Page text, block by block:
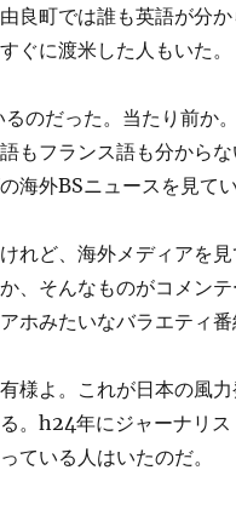
良町では誰も英語が分
ぐに渡米した人もいた。
のだった。当たり前か
もフランス語も分から
海外BSニュースを見てい
れど、海外メディアを
、そんなものがコメン
ホみたいなバラエティ番
よ。これが日本の風力
。h24年にジャーナリ
ている人はいたのだ。